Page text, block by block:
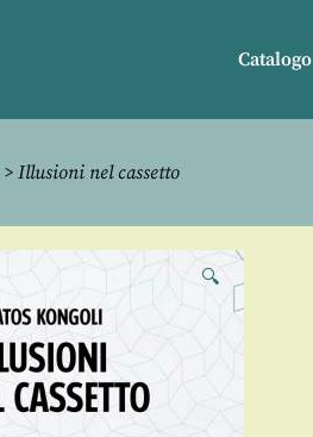
Catalogo
> Illusioni nel cassetto
🔍